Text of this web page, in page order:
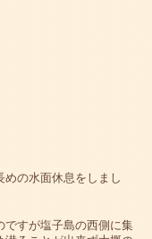
の水面休息をしまし
ですが塩子島の西側に集